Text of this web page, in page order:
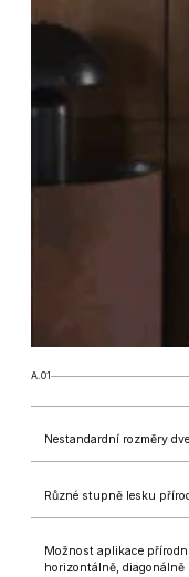
A.01
Nestandardní rozměry
Různé stupně lesku
Možnost aplikace
horizontálně, diagonálně